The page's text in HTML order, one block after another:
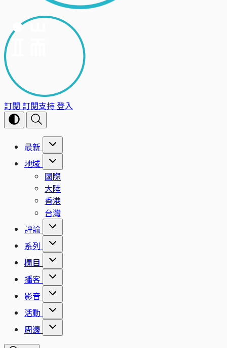
訂閱 訂閱支持登入
最新
地域
國際
大陸
香港
台灣
評論
系列
欄目
播客
影音
活動
周邊